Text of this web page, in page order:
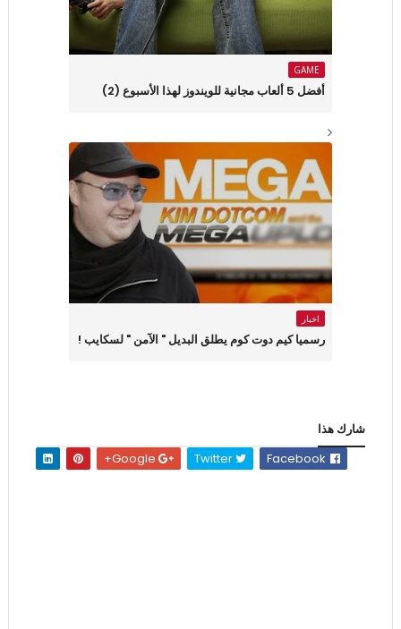
GAME
أفضل 5 ألعاب مجانية للويندوز لهذا الأسبوع (2)
اخبار
رسميا كيم دوت كوم يطلق البديل " الآمن " لسكايب !
شارك هذا
Twitter